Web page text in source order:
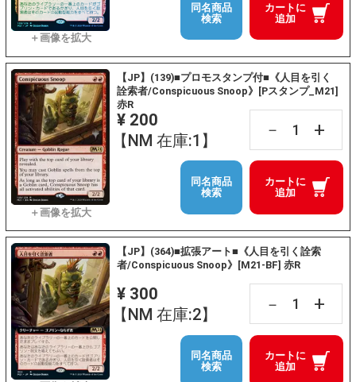
カートに
追加
同名商品
検索
【JP】(139)■プロモスタンプ付■《人目を引く
詮索者/Conspicuous Snoop》[Pスタンプ_M21]
赤R
¥ 200
【NM 在庫:1】
－ +
カートに
追加
同名商品
検索
【JP】(364)■拡張アート■《人目を引く詮索
者/Conspicuous Snoop》[M21-BF] 赤R
¥ 300
【NM 在庫:2】
－ +
カートに
追加
同名商品
検索